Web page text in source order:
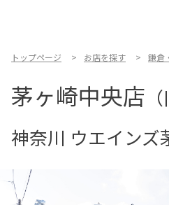
新
中
トップページ お店を探す 鎌倉
茅ヶ崎中央店
神奈川 ウエインズ